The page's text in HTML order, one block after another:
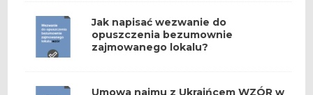
Jak napisać wezwanie do
opuszczenia bezumownie
zajmowanego lokalu?
Umowa najmu z Ukraińcem WZÓR w